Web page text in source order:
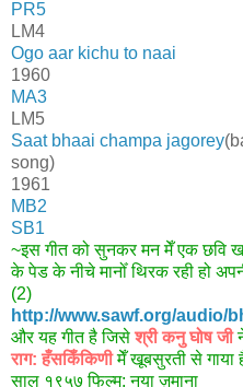
PR5
LM4
Ogo aar kichu to naai
1960
MA3
LM5
Saat bhaai champa jagorey
song)
1961
MB2
SB1
~इस गीत को सुनकर मन मेँ एक छवि
के पेड के नीचे मानोँ थिरक रही हो
(2)
http://www.sawf.org/audio/
और यह गीत है जिसेश्री कनु घोष जी
राग: हँसकिँकिणीमेँ खूबसुरती से गाया
साल १९५७ फिल्म: नया ज़माना